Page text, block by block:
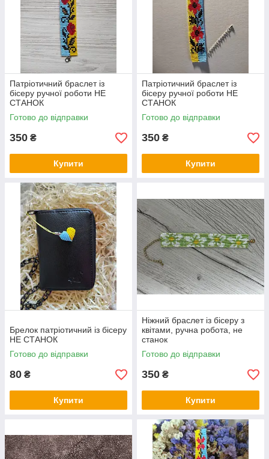
Патріотичний браслет із
бісеру ручної роботи НЕ
СТАНОК
Готово до відправки
350 ₴
Купити
Патріотичний браслет із
бісеру ручної роботи НЕ
СТАНОК
Готово до відправки
350 ₴
Купити
Брелок патріотичний із бісеру
НЕ СТАНОК
Готово до відправки
80 ₴
Купити
Ніжний браслет із бісеру з
квітами, ручна робота, не
станок
Готово до відправки
350 ₴
Купити